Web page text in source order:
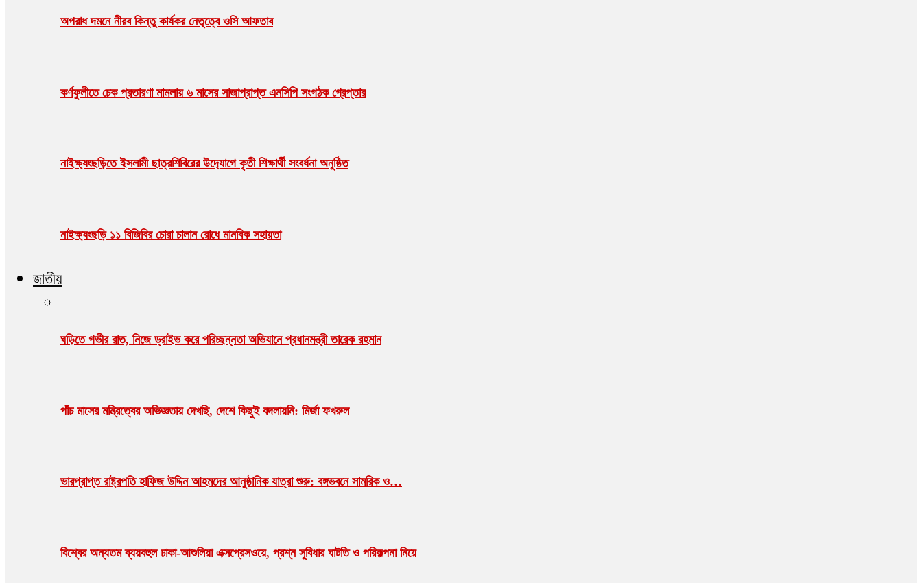
অপরাধ দমনে নীরব কিন্তু কার্যকর নেতৃত্বে ওসি আফতাব
কর্ণফুলীতে চেক প্রতারণা মামলায় ৬ মাসের সাজাপ্রাপ্ত এনসিপি সংগঠক গ্রেপ্তার
নাইক্ষ‍‍্যংছড়িতে ইসলামী ছাত্রশিবিরের উদ‍্যোগে কৃতী শিক্ষার্থী সংবর্ধনা অনুষ্ঠিত
নাইক্ষ্যংছড়ি ১১ বিজিবির চোরা চালান রোধে মানবিক সহায়তা
জাতীয়
ঘড়িতে গভীর রাত, নিজে ড্রাইভ করে পরিচ্ছন্নতা অভিযানে প্রধানমন্ত্রী তারেক রহমান
পাঁচ মাসের মন্ত্রিত্বের অভিজ্ঞতায় দেখছি, দেশে কিছুই বদলায়নি: মির্জা ফখরুল
ভারপ্রাপ্ত রাষ্ট্রপতি হাফিজ উদ্দিন আহমদের আনুষ্ঠানিক যাত্রা শুরু: বঙ্গভবনে সামরিক ও…
বিশ্বের অন্যতম ব্যয়বহুল ঢাকা-আশুলিয়া এক্সপ্রেসওয়ে, প্রশ্ন সুবিধার ঘাটতি ও পরিকল্পনা নিয়ে